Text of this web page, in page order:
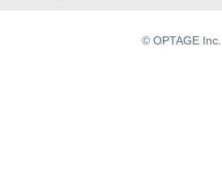
© OPTAGE Inc.